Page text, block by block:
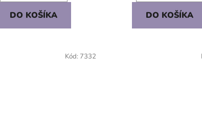
DO KOŠÍKA DO KOŠÍKA
Kód: 7332